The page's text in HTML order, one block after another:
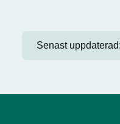
Senast uppdaterad: